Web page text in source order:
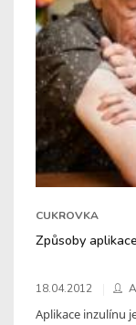
CUKROVKA
Způsoby
18.04.2012
Aplikace inzulínu